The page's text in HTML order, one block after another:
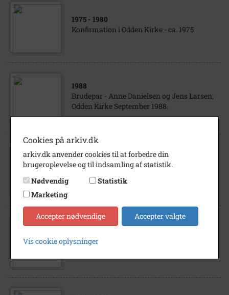
1975 - 1980
Konfirmation i Odden Kirke - ca. 1975
1988
Brudepar - Anne Danielsen og Jens Larsen,
Odden Kirke September 1988.
1940
1930- 1935
festlighederne på 125-års dagen for søslaget
Cookies på arkiv.dk
arkiv.dk anvender cookies til at forbedre din
brugeroplevelse og til indsamling af statistik.
Nødvendig
Statistik
Marketing
Accepter nødvendige Accepter valgte
Vis cookie oplysninger